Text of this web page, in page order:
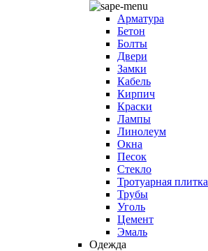
Арматура
Бетон
Болты
Двери
Замки
Кабель
Кирпич
Краски
Лампы
Линолеум
Окна
Песок
Стекло
Тротуарная плитка
Трубы
Уголь
Цемент
Эмаль
Одежда